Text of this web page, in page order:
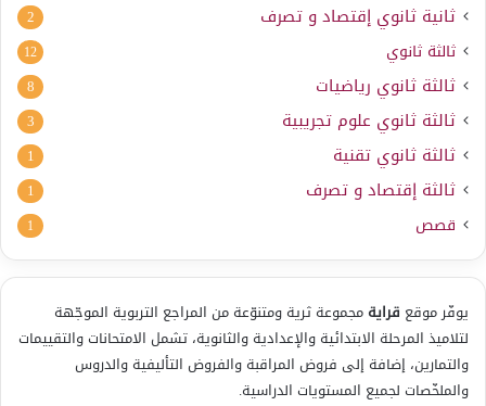
ثانية ثانوي إقتصاد و تصرف 2
ثالثة ثانوي 12
ثالثة ثانوي رياضيات 8
ثالثة ثانوي علوم تجريبية 3
ثالثة ثانوي تقنية 1
ثالثة إقتصاد و تصرف 1
قصص 1
يوفّر موقع قرايةمجموعة ثرية ومتنوّعة من المراجع التربوية الموجّهة
لتلاميذ المرحلة الابتدائية والإعدادية والثانوية، تشمل الامتحانات والتقييمات
والتمارين، إضافة إلى فروض المراقبة والفروض التأليفية والدروس
والملخّصات لجميع المستويات الدراسية.